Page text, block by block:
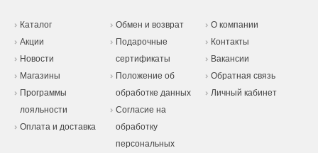
Каталог
Акции
Новости
Магазины
Программы
лояльности
Оплата и доставка
Обмен и возврат
Подарочные
сертификаты
Положение об
обработке данных
Согласие на
обработку
персональных
О компании
Контакты
Вакансии
Обратная связь
Личный кабинет